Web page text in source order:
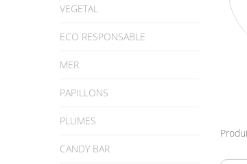
VEGETAL
ECO RESPONSABLE
MER
PAPILLONS
PLUMES
CANDY BAR